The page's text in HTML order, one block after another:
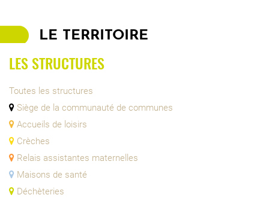
LE TERRITOIRE
LES STRUCTURES
Toutes les structures
Siège de la communauté de communes
Accueils de loisirs
Crèches
Relais assistantes maternelles
Maisons de santé
Déchèteries